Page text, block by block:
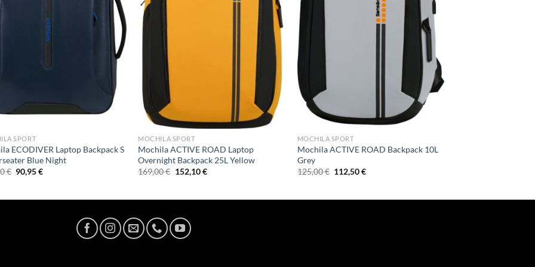
SPORT
ECODIVER Laptop Backpack S
Blue Night
€ El
precio
90,95€El
MOCHILA SPORT
Mochila ACTIVE ROAD Laptop
Overnight Backpack 25L Yellow
169,00€ El
precio
152,10€El
MOCHILA SPORT
Mochila ACTIVE ROAD Backpack 10L
Grey
125,00€ El
precio
112,50€El